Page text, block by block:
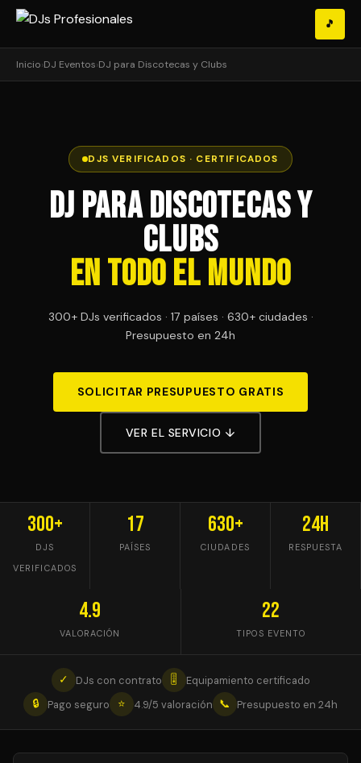
🎵
Inicio›DJ Eventos›DJ para Discotecas y Clubs
DJS VERIFICADOS · CERTIFICADOS
DJ para Discotecas y
Clubs
en Todo el Mundo
300+ DJs verificados · 17 países · 630+ ciudades ·
Presupuesto en 24h
SOLICITAR PRESUPUESTO GRATIS
VER EL SERVICIO ↓
300+
DJS
VERIFICADOS
17
PAÍSES
630+
CIUDADES
24h
RESPUESTA
4.9
VALORACIÓN
22
TIPOS EVENTO
✓ DJs con contrato 🎚
Equipamiento certificado
🔒
Pago seguro ⭐ 4.9/5 valoración 📞 Presupuesto en 24h